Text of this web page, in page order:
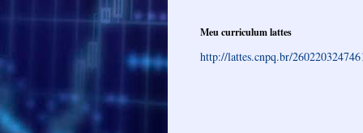
Meu curriculum lattes
http://lattes.cnpq.br/